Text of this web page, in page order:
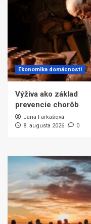
Ekonomika domácnosti
Výživa ako základ
prevencie chorôb
Jana Farkašová
8. augusta 2026
0